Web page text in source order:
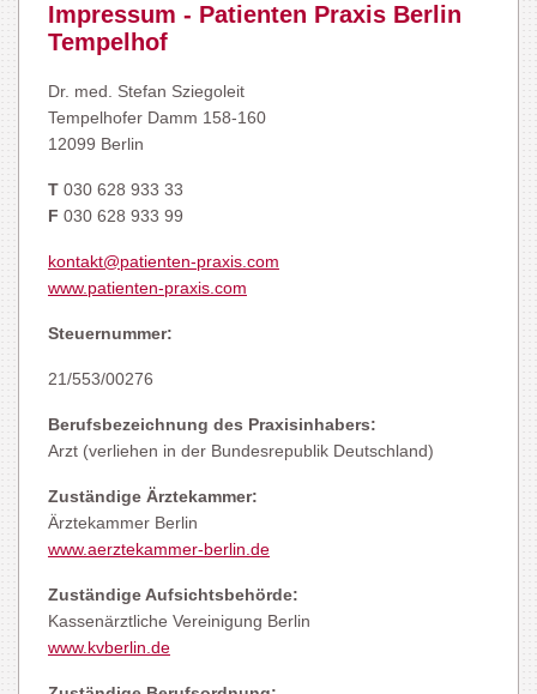
Impressum - Patienten Praxis Berlin
Tempelhof
Dr. med. Stefan Sziegoleit
Tempelhofer Damm 158-160
12099 Berlin
T 030 628 933 33
F 030 628 933 99
kontakt@patienten-praxis.com
www.patienten-praxis.com
Steuernummer:
21/553/00276
Berufsbezeichnung des Praxisinhabers:
Arzt (verliehen in der Bundesrepublik Deutschland)
Zuständige Ärztekammer:
Ärztekammer Berlin
www.aerztekammer-berlin.de
Zuständige Aufsichtsbehörde:
Kassenärztliche Vereinigung Berlin
www.kvberlin.de